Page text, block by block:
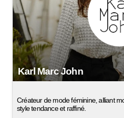
Karl Marc John
Créateur de mode féminine, alliant
style tendance et raffiné.